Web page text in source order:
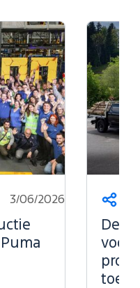
3/06/2026
Deel
op...
De
voor